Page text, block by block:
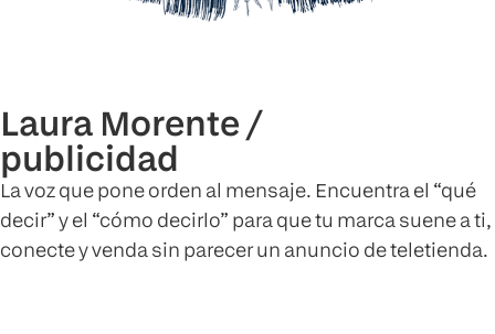
Laura Morente /
publicidad
La voz que pone orden al mensaje. Encuentra el “qué
decir” y el “cómo decirlo” para que tu marca suene a ti,
conecte y venda sin parecer un anuncio de teletienda.